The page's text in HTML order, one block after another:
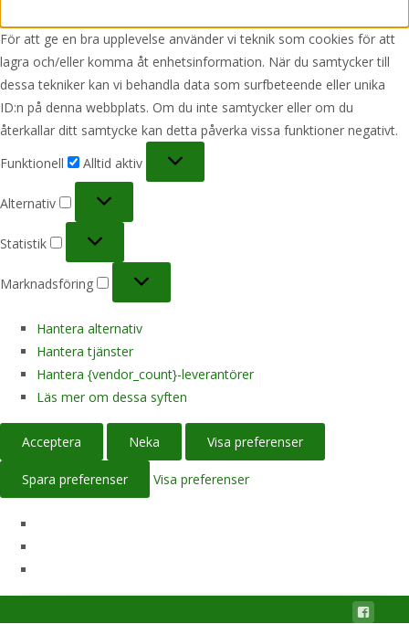
För att ge en bra upplevelse använder vi teknik som cookies för att
lagra och/eller komma åt enhetsinformation. När du samtycker till
dessa tekniker kan vi behandla data som surfbeteende eller unika
ID:n på denna webbplats. Om du inte samtycker eller om du
återkallar ditt samtycke kan detta påverka vissa funktioner negativt.
Funktionell
Alltid aktiv
Alternativ
Statistik
Marknadsföring
Hantera alternativ
Hantera tjänster
Hantera {vendor_count}-leverantörer
Läs mer om dessa syften
Acceptera Neka Visa preferenser
Spara preferenser Visa preferenser